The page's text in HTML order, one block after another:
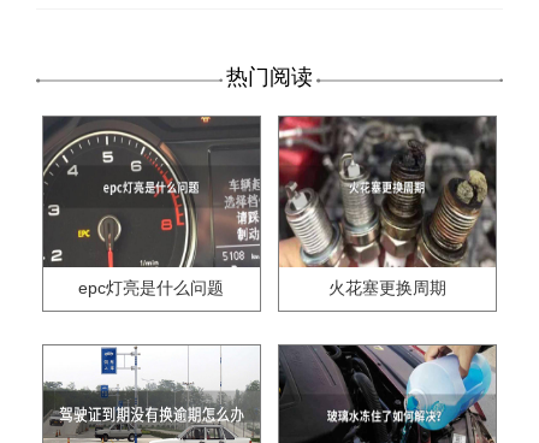
热门阅读
epc灯亮是什么问题 火花塞更换周期